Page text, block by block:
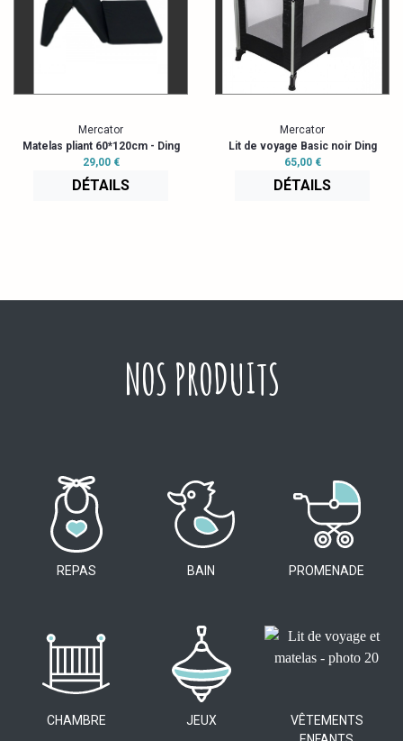
Mercator
Matelas pliant 60*120cm - Ding
29,00 €
DÉTAILS
Mercator
Lit de voyage Basic noir Ding
65,00 €
DÉTAILS
NOS PRODUITS
REPAS BAIN PROMENADE
CHAMBRE JEUX
VÊTEMENTS